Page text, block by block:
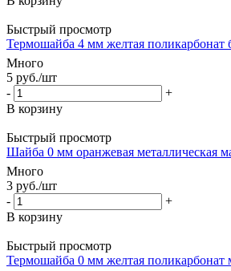
Быстрый просмотр
Термошайба 4 мм желтая поликарбонат
Много
5 руб./шт
-
+
В корзину
Быстрый просмотр
Шайба 0 мм оранжевая металлическая
Много
3 руб./шт
-
+
В корзину
Быстрый просмотр
Термошайба 0 мм желтая поликарбонат